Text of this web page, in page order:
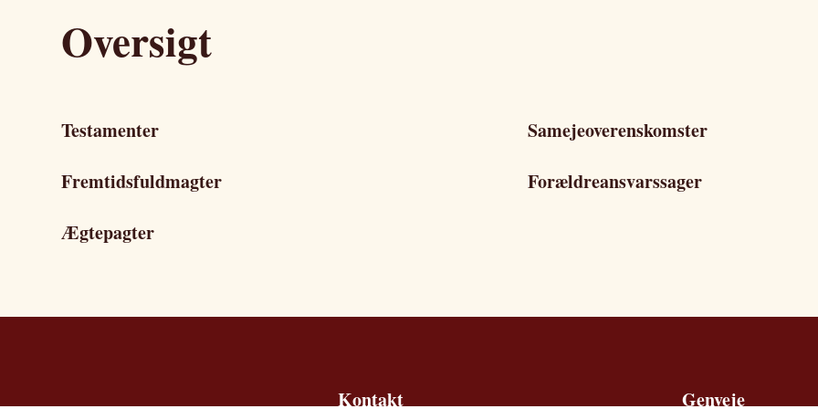
Oversigt
Testamenter
Fremtidsfuldmagter
Ægtepagter
Samejeoverenskomster
Forældreansvarssager
Kontakt Genveje